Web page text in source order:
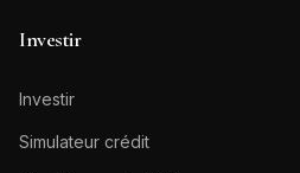
Investir
Investir
Simulateur crédit